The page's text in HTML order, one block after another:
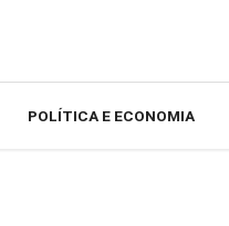
POLÍTICA E ECONOMIA